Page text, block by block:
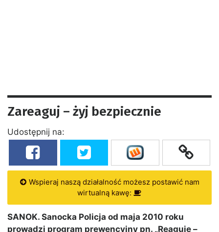
Zareaguj – żyj bezpiecznie
Udostępnij na:
Wspieraj naszą działalność możesz postawić nam
wirtualną kawę:
SANOK. Sanocka Policja od maja 2010 roku
prowadzi program prewencyjny pn. „Reaguję –